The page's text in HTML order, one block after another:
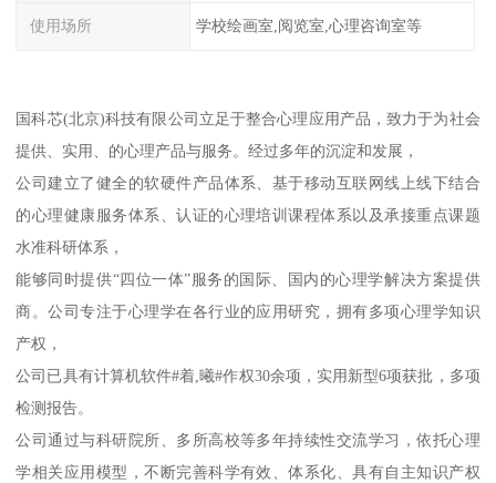
使用场所 学校绘画室,阅览室,心理咨询室等
国科芯(北京)科技有限公司立足于整合心理应用产品，致力于为社会
提供、实用、的心理产品与服务。经过多年的沉淀和发展，
公司建立了健全的软硬件产品体系、基于移动互联网线上线下结合
的心理健康服务体系、认证的心理培训课程体系以及承接重点课题
水准科研体系，
能够同时提供“四位一体”服务的国际、国内的心理学解决方案提供
商。公司专注于心理学在各行业的应用研究，拥有多项心理学知识
产权，
公司已具有计算机软件#着,曦#作权30余项，实用新型6项获批，多项
检测报告。
公司通过与科研院所、多所高校等多年持续性交流学习，依托心理
学相关应用模型，不断完善科学有效、体系化、具有自主知识产权